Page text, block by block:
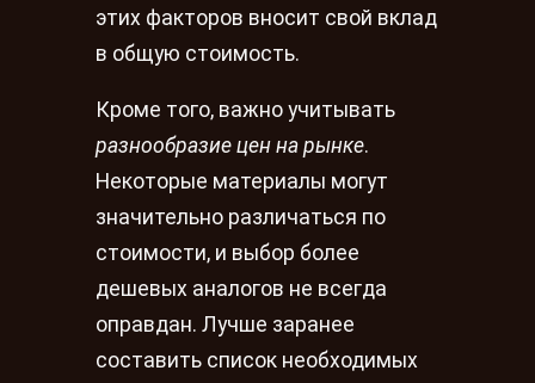
этих факторов вносит свой вклад
в общую стоимость.
Кроме того, важно учитывать
разнообразие цен на рынке.
Некоторые материалы могут
значительно различаться по
стоимости, и выбор более
дешевых аналогов не всегда
оправдан. Лучше заранее
составить список необходимых